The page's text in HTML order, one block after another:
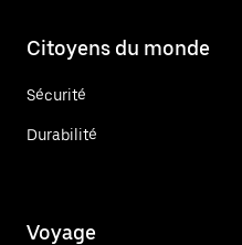
Citoyens du monde
Sécurité
Durabilité
Voyage